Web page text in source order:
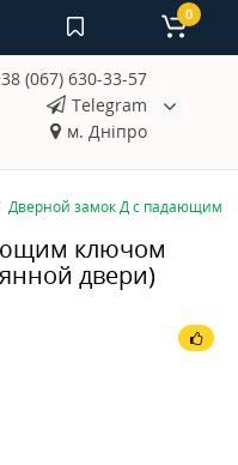
(067) 630-33-57
Telegram
м. Дніпро
0
Дверной замок Д с падающим
ключом
двери)